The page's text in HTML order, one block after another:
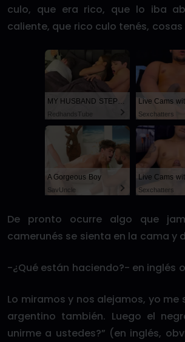
culo, que era rico, que lo iba
caliente, que rico culo tenés, cosas
RedhandsTube Sexchatters
A Gorgeous Boy
SayUncle Sexchatters
De pronto ocurre algo que
camerunés se sienta en la cama y
-¿Qué están haciendo?- en inglés
Lo miramos y nos alejamos, yo me
argentino también. Luego el
unirme a ustedes?” (en inglés,